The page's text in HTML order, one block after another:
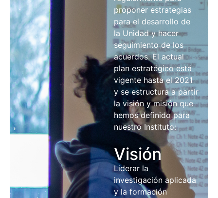
proponer estrategias
para el desarrollo de
la Unidad y hacer
seguimiento de los
acuerdos. El actual
plan estratégico está
vigente hasta el 2021
y se estructura a partir
la visión y misión que
hemos definido para
nuestro Instituto:
Visión
Liderar la
investigación aplicada
y la formación